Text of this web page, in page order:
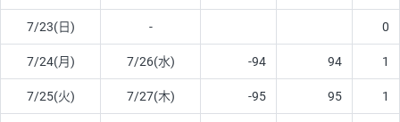
7/23(日) - 0
7/24(月) 7/26(水) -94 94 1
7/25(火) 7/27(木) -95 95 1